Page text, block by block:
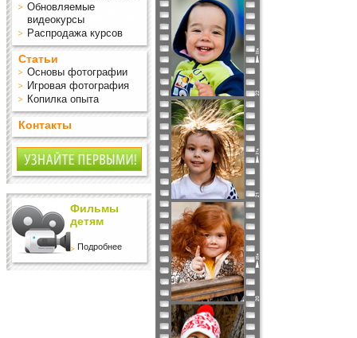
Обновляемые
видеокурсы
Распродажа курсов
Статьи
Основы фотографии
Игровая фотография
Копилка опыта
Контакты
Фильмы
детям
Подробнее